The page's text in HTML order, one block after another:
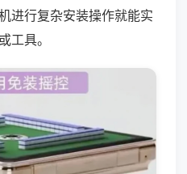
进行复杂安装操作就能实
工具。